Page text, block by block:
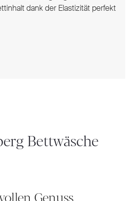
dank der Elastizität perfekt
Bettwäsche
Genuss